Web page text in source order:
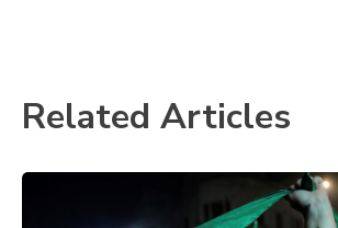
Related Articles